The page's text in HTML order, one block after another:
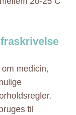
medicin,
til